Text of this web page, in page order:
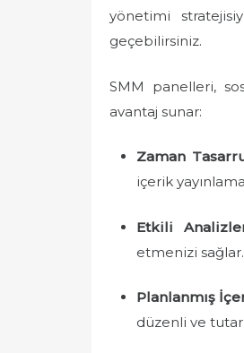
yönetimi
geçebilirsiniz.
SMM panelleri,
avantaj sunar:
Zaman
içerik
Etkili
etmenizi sağlar.
Planlanmış
düzenli ve